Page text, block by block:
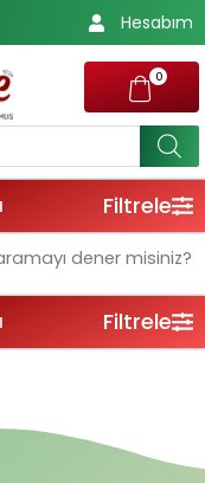
Hesabım
0
Filtrele
dener misiniz?
Filtrele